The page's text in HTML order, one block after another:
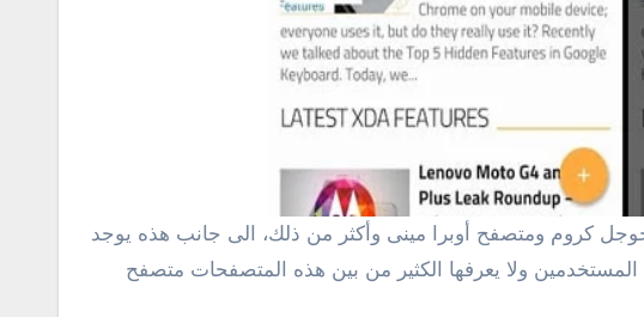
المستخدمين ولا يعرفها الكثير من بين هذه المتصفحات متصفح